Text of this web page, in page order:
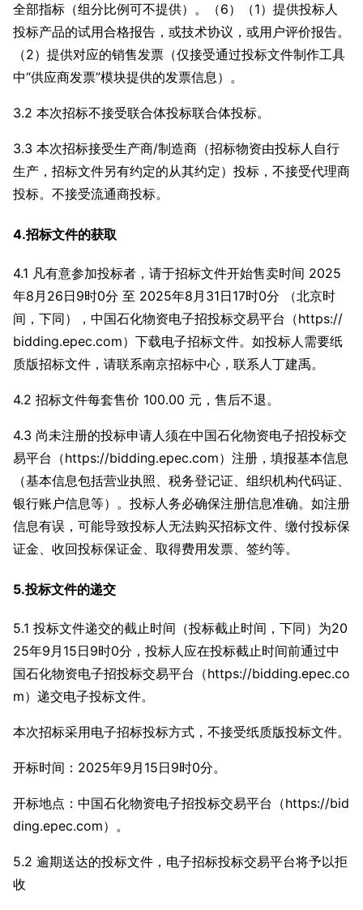
全部指标（组分比例可不提供）。（6）（1）提供投标人
投标产品的试用合格报告，或技术协议，或用户评价报告。
（2）提供对应的销售发票（仅接受通过投标文件制作工具
中“供应商发票”模块提供的发票信息）。
3.2 本次招标不接受联合体投标联合体投标。
3.3 本次招标接受生产商/制造商（招标物资由投标人自行
生产，招标文件另有约定的从其约定）投标，不接受代理商
投标。不接受流通商投标。
4.招标文件的获取
4.1 凡有意参加投标者，请于招标文件开始售卖时间 2025
年8月26日9时0分 至 2025年8月31日17时0分 （北京时
间，下同），中国石化物资电子招投标交易平台（https://
bidding.epec.com）下载电子招标文件。如投标人需要纸
质版招标文件，请联系南京招标中心，联系人丁建禹。
4.2 招标文件每套售价 100.00 元，售后不退。
4.3 尚未注册的投标申请人须在中国石化物资电子招投标交
易平台（https://bidding.epec.com）注册，填报基本信息
（基本信息包括营业执照、税务登记证、组织机构代码证、
银行账户信息等）。投标人务必确保注册信息准确。如注册
信息有误，可能导致投标人无法购买招标文件、缴付投标保
证金、收回投标保证金、取得费用发票、签约等。
5.投标文件的递交
5.1 投标文件递交的截止时间（投标截止时间，下同）为20
25年9月15日9时0分，投标人应在投标截止时间前通过中
国石化物资电子招投标交易平台（https://bidding.epec.co
m）递交电子投标文件。
本次招标采用电子招标投标方式，不接受纸质版投标文件。
开标时间：2025年9月15日9时0分。
开标地点：中国石化物资电子招投标交易平台（https://bid
ding.epec.com）。
5.2 逾期送达的投标文件，电子招标投标交易平台将予以拒
收